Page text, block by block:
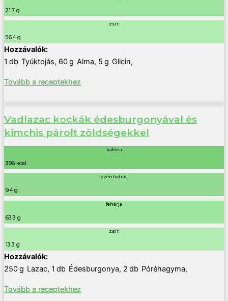
21.7 g
zsír:
56.4 g
1 db Tyúktojás, 60g Alma, 5 g Glicin,
Tovább a receptekhez
Vadlazac kockák édesburgonyával és
kimchis párolt zöldségekkel
kalória
396 kcal
szénhidrát:
9.4 g
fehérje
63.3 g
zsír:
13.3 g
250g Lazac, 1 db Édesburgonya, 2 db Póréhagyma,
Tovább a receptekhez